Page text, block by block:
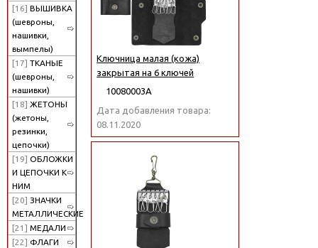
[16] ВЫШИВКА
(шевроны,
нашивки,
вымпелы)
[17] ТКАНЫЕ
(шевроны,
нашивки)
[18] ЖЕТОНЫ
(жетоны,
резинки,
цепочки)
[19] ОБЛОЖКИ
И ЦЕПОЧКИ К
НИМ
[20] ЗНАЧКИ
МЕТАЛЛИЧЕСКИЕ
[21] МЕДАЛИ
[22] ФЛАГИ
Ключница малая (кожа)
закрытая на 6 ключей
10080003А
Дата добавления товара:
08.11.2020